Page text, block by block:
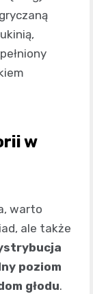
w
warto
ale także
poziom
głodu.